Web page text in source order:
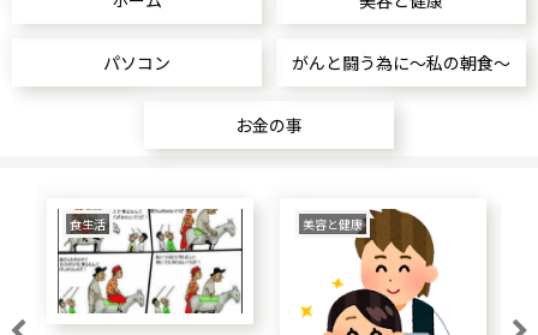
パソコン がんと闘う為に～私の朝食～
お金の事
食生活 美容と健康